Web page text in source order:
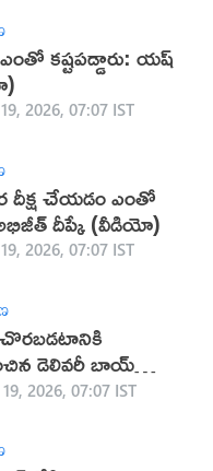
కష్టపడ్డారు: యష్
2026, 07:07 IST
చేయడం ఎంతో
దీప్కే (వీడియో)
2026, 07:07 IST
చొరబడటానికి
డెలివరీ బాయ్
2026, 07:07 IST